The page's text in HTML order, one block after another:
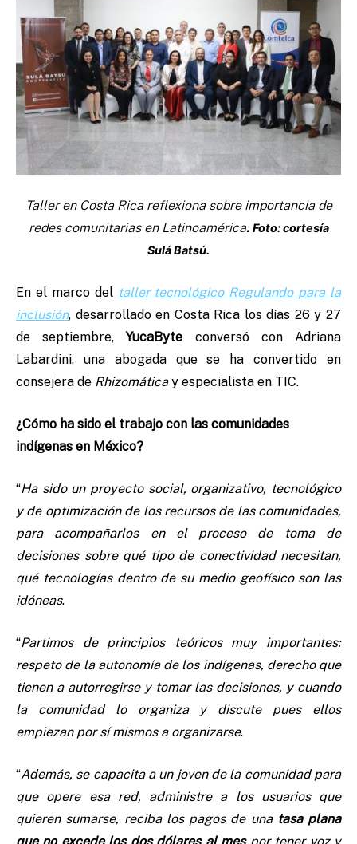
Taller en Costa Rica reflexiona sobre importancia de
redes comunitarias en Latinoamérica. Foto: cortesía
Sulá Batsú.
En el marco del taller tecnológico Regulando para la
inclusión, desarrollado en Costa Rica los días 26 y 27
de septiembre,YucaByte conversó con Adriana
Labardini, una abogada que se ha convertido en
consejera de Rhizomáticay especialista en TIC.
¿Cómo ha sido el trabajo con las comunidades
indígenas en México?
“Ha sido un proyecto social, organizativo, tecnológico
y de optimización de los recursos de las comunidades,
para acompañarlos en el proceso de toma de
decisiones sobre qué tipo de conectividad necesitan,
qué tecnologías dentro de su medio geofísico son las
idóneas.
“Partimos de principios teóricos muy importantes:
respeto de la autonomía de los indígenas, derecho que
tienen a autorregirse y tomar las decisiones, y cuando
la comunidad lo organiza y discute pues ellos
empiezan por sí mismos a organizarse.
“Además, se capacita a un joven de la comunidad para
que opere esa red, administre a los usuarios que
quieren sumarse, reciba los pagos de una tasa plana